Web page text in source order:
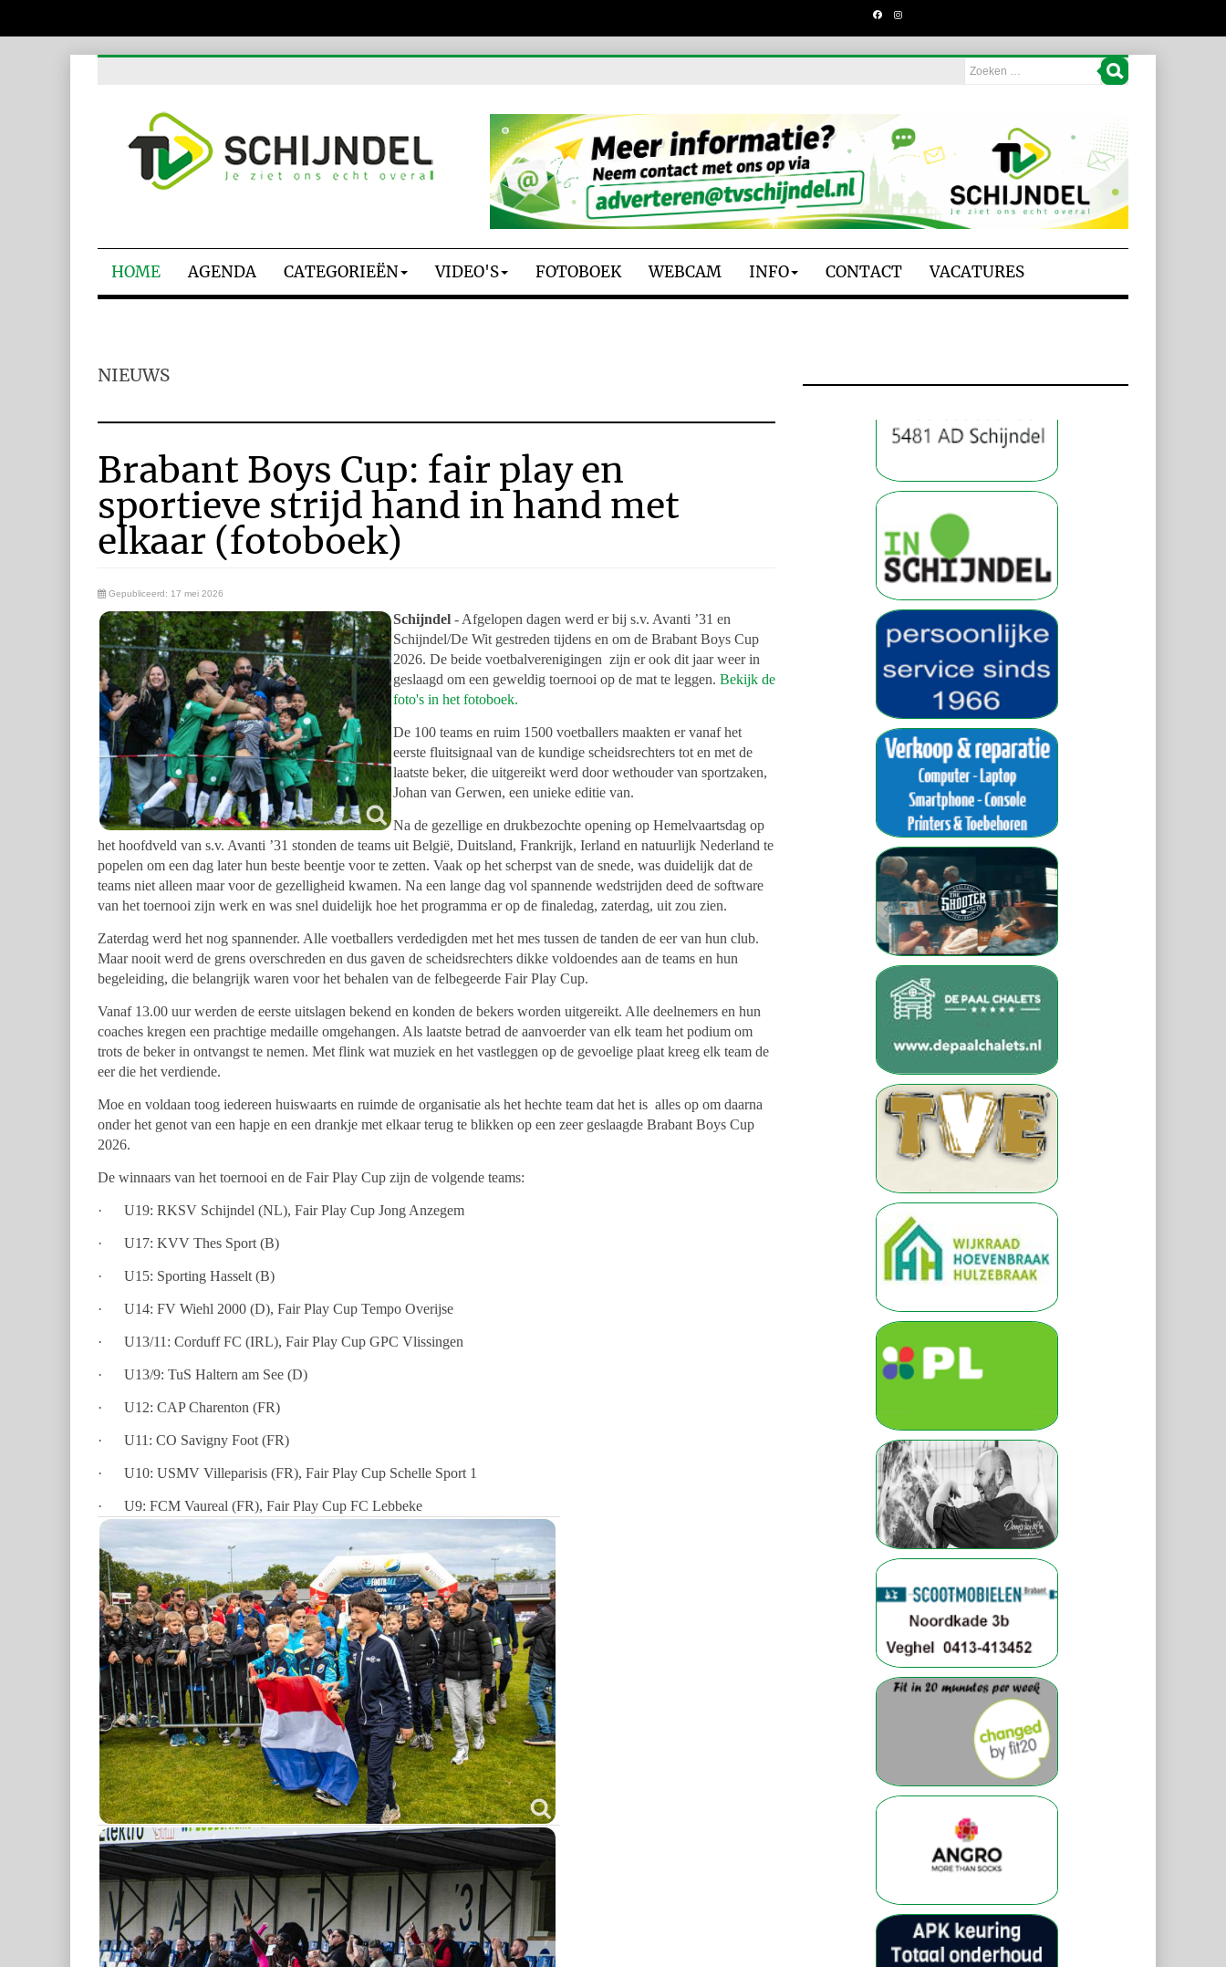
HOME AGENDA CATEGORIEËN VIDEO'S FOTOBOEK WEBCAM INFO CONTACT VACATURES
NIEUWS
Brabant Boys Cup: fair play en
sportieve strijd hand in hand met
elkaar (fotoboek)
Gepubliceerd: 17 mei 2026
Schijndel - Afgelopen dagen werd er bij s.v. Avanti ’31 en
Schijndel/De Wit gestreden tijdens en om de Brabant Boys Cup
2026. De beide voetbalverenigingen zijn er ook dit jaar weer in
geslaagd om een geweldig toernooi op de mat te leggen. Bekijk de
foto's in het fotoboek.
De 100 teams en ruim 1500 voetballers maakten er vanaf het
eerste fluitsignaal van de kundige scheidsrechters tot en met de
laatste beker, die uitgereikt werd door wethouder van sportzaken,
Johan van Gerwen, een unieke editie van.
Na de gezellige en drukbezochte opening op Hemelvaartsdag op
het hoofdveld van s.v. Avanti ’31 stonden de teams uit België, Duitsland, Frankrijk, Ierland en natuurlijk Nederland te
popelen om een dag later hun beste beentje voor te zetten. Vaak op het scherpst van de snede, was duidelijk dat de
teams niet alleen maar voor de gezelligheid kwamen. Na een lange dag vol spannende wedstrijden deed de software
van het toernooi zijn werk en was snel duidelijk hoe het programma er op de finaledag, zaterdag, uit zou zien.
Zaterdag werd het nog spannender. Alle voetballers verdedigden met het mes tussen de tanden de eer van hun club.
Maar nooit werd de grens overschreden en dus gaven de scheidsrechters dikke voldoendes aan de teams en hun
begeleiding, die belangrijk waren voor het behalen van de felbegeerde Fair Play Cup.
Vanaf 13.00 uur werden de eerste uitslagen bekend en konden de bekers worden uitgereikt. Alle deelnemers en hun
coaches kregen een prachtige medaille omgehangen. Als laatste betrad de aanvoerder van elk team het podium om
trots de beker in ontvangst te nemen. Met flink wat muziek en het vastleggen op de gevoelige plaat kreeg elk team de
eer die het verdiende.
Moe en voldaan toog iedereen huiswaarts en ruimde de organisatie als het hechte team dat het is alles op om daarna
onder het genot van een hapje en een drankje met elkaar terug te blikken op een zeer geslaagde Brabant Boys Cup
2026.
De winnaars van het toernooi en de Fair Play Cup zijn de volgende teams:
· U19: RKSV Schijndel (NL), Fair Play Cup Jong Anzegem
· U17: KVV Thes Sport (B)
· U15: Sporting Hasselt (B)
· U14: FV Wiehl 2000 (D), Fair Play Cup Tempo Overijse
· U13/11: Corduff FC (IRL), Fair Play Cup GPC Vlissingen
· U13/9: TuS Haltern am See (D)
· U12: CAP Charenton (FR)
· U11: CO Savigny Foot (FR)
· U10: USMV Villeparisis (FR), Fair Play Cup Schelle Sport 1
· U9: FCM Vaureal (FR), Fair Play Cup FC Lebbeke